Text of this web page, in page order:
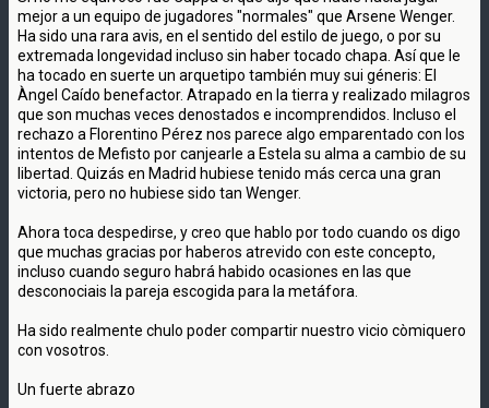
mejor a un equipo de jugadores "normales" que Arsene Wenger.
Ha sido una rara avis, en el sentido del estilo de juego, o por su
extremada longevidad incluso sin haber tocado chapa. Así que le
ha tocado en suerte un arquetipo también muy sui géneris: El
Àngel Caído benefactor. Atrapado en la tierra y realizado milagros
que son muchas veces denostados e incomprendidos. Incluso el
rechazo a Florentino Pérez nos parece algo emparentado con los
intentos de Mefisto por canjearle a Estela su alma a cambio de su
libertad. Quizás en Madrid hubiese tenido más cerca una gran
victoria, pero no hubiese sido tan Wenger.
Ahora toca despedirse, y creo que hablo por todo cuando os digo
que muchas gracias por haberos atrevido con este concepto,
incluso cuando seguro habrá habido ocasiones en las que
desconociais la pareja escogida para la metáfora.
Ha sido realmente chulo poder compartir nuestro vicio còmiquero
con vosotros.
Un fuerte abrazo